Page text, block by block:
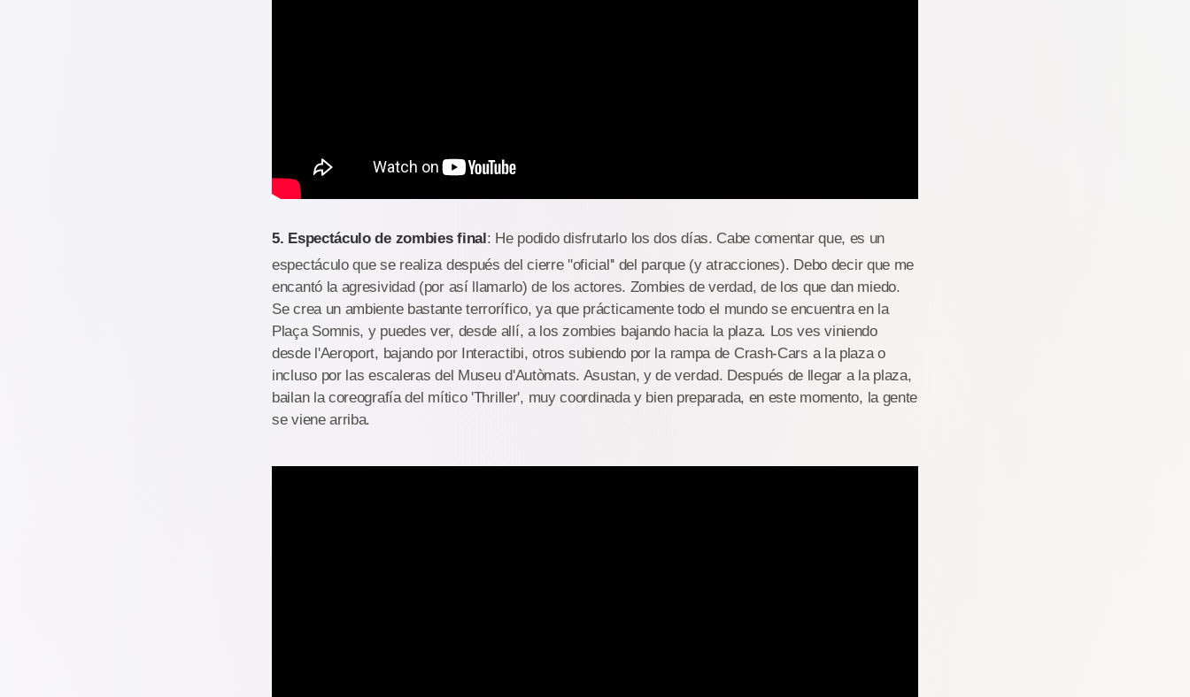
5. Espectáculo de zombies final: He podido disfrutarlo los dos días. Cabe comentar que, es un
espectáculo que se realiza después del cierre ''oficial'' del parque (y atracciones). Debo decir que me
encantó la agresividad (por así llamarlo) de los actores. Zombies de verdad, de los que dan miedo.
Se crea un ambiente bastante terrorífico, ya que prácticamente todo el mundo se encuentra en la
Plaça Somnis, y puedes ver, desde allí, a los zombies bajando hacia la plaza. Los ves viniendo
desde l'Aeroport, bajando por Interactibi, otros subiendo por la rampa de Crash-Cars a la plaza o
incluso por las escaleras del Museu d'Autòmats. Asustan, y de verdad. Después de llegar a la plaza,
bailan la coreografía del mítico 'Thriller', muy coordinada y bien preparada, en este momento, la gente
se viene arriba.